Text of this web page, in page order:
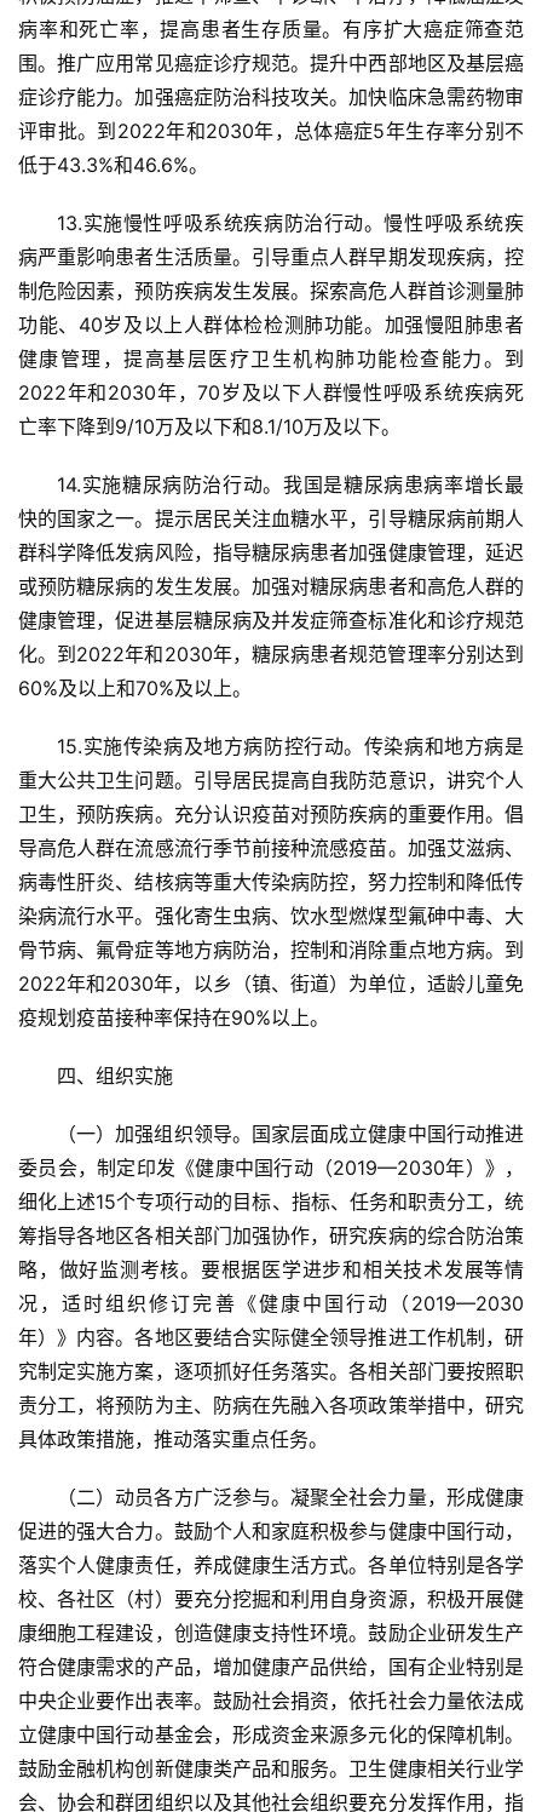
病率和死亡率，提高患者生存质量。有序扩大癌症筛查范
围。推广应用常见癌症诊疗规范。提升中西部地区及基层癌
症诊疗能力。加强癌症防治科技攻关。加快临床急需药物审
评审批。到2022年和2030年，总体癌症5年生存率分别不
低于43.3%和46.6%。
13.实施慢性呼吸系统疾病防治行动。慢性呼吸系统疾
病严重影响患者生活质量。引导重点人群早期发现疾病，控
制危险因素，预防疾病发生发展。探索高危人群首诊测量肺
功能、40岁及以上人群体检检测肺功能。加强慢阻肺患者
健康管理，提高基层医疗卫生机构肺功能检查能力。到
2022年和2030年，70岁及以下人群慢性呼吸系统疾病死
亡率下降到9/10万及以下和8.1/10万及以下。
14.实施糖尿病防治行动。我国是糖尿病患病率增长最
快的国家之一。提示居民关注血糖水平，引导糖尿病前期人
群科学降低发病风险，指导糖尿病患者加强健康管理，延迟
或预防糖尿病的发生发展。加强对糖尿病患者和高危人群的
健康管理，促进基层糖尿病及并发症筛查标准化和诊疗规范
化。到2022年和2030年，糖尿病患者规范管理率分别达到
60%及以上和70%及以上。
15.实施传染病及地方病防控行动。传染病和地方病是
重大公共卫生问题。引导居民提高自我防范意识，讲究个人
卫生，预防疾病。充分认识疫苗对预防疾病的重要作用。倡
导高危人群在流感流行季节前接种流感疫苗。加强艾滋病、
病毒性肝炎、结核病等重大传染病防控，努力控制和降低传
染病流行水平。强化寄生虫病、饮水型燃煤型氟砷中毒、大
骨节病、氟骨症等地方病防治，控制和消除重点地方病。到
2022年和2030年，以乡（镇、街道）为单位，适龄儿童免
疫规划疫苗接种率保持在90%以上。
四、组织实施
（一）加强组织领导。国家层面成立健康中国行动推进
委员会，制定印发《健康中国行动（2019—2030年）》，
细化上述15个专项行动的目标、指标、任务和职责分工，统
筹指导各地区各相关部门加强协作，研究疾病的综合防治策
略，做好监测考核。要根据医学进步和相关技术发展等情
况，适时组织修订完善《健康中国行动（2019—2030
年）》内容。各地区要结合实际健全领导推进工作机制，研
究制定实施方案，逐项抓好任务落实。各相关部门要按照职
责分工，将预防为主、防病在先融入各项政策举措中，研究
具体政策措施，推动落实重点任务。
（二）动员各方广泛参与。凝聚全社会力量，形成健康
促进的强大合力。鼓励个人和家庭积极参与健康中国行动，
落实个人健康责任，养成健康生活方式。各单位特别是各学
校、各社区（村）要充分挖掘和利用自身资源，积极开展健
康细胞工程建设，创造健康支持性环境。鼓励企业研发生产
符合健康需求的产品，增加健康产品供给，国有企业特别是
中央企业要作出表率。鼓励社会捐资，依托社会力量依法成
立健康中国行动基金会，形成资金来源多元化的保障机制。
鼓励金融机构创新健康类产品和服务。卫生健康相关行业学
会、协会和群团组织以及其他社会组织要充分发挥作用，指